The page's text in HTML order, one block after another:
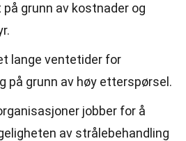
grunn av kostnader og
lange ventetider for
på grunn av høy etterspørsel.
jobber for å
av strålebehandling